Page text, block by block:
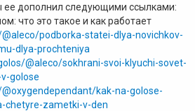
ее дополнил следующими ссылками:
что это такое и как работает
podborka-statei-dlya-novichkov-
dlya-prochteniya
@aleco/sokhrani-svoi-klyuchi-sovet-
golose
kak-na-golose-
chetyre-zametki-v-den